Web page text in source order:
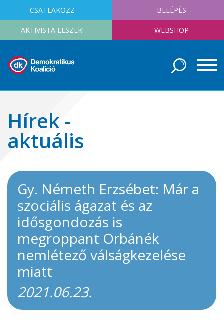
CSATLAKOZZ BELÉPÉS
AKTIVISTA LESZEK! WEBSHOP
Hírek -
aktuális
Gy. Németh Erzsébet: Már a
szociális ágazat és az
idősgondozás is
megroppant Orbánék
nemlétező válságkezelése
miatt
2021.06.23.